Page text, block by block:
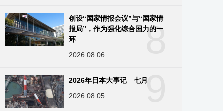
8
创设“国家情报会议”与“国家情
报局”，作为强化综合国力的一
环
2026.08.06
9
2026年日本大事记 七月
2026.08.05